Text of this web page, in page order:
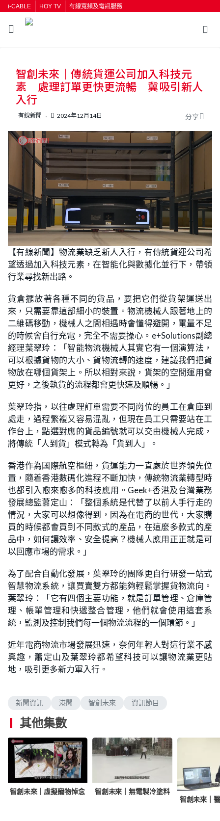
i-CABLE HOY TV 有線寬頻及電訊服務
按輸入鍵開始搜尋
智創未來｜傳統貨運公司加入科技元
素 處理訂單更快更流暢 冀吸引新人
入行
有線新聞 2024年12月14日 分享
n
m
t
e
o
a
d
e
d
1
9
2
%
【有線新聞】物流業缺乏新人入行，有傳統貨運公司希
望透過加入科技元素，在智能化與數據化並行下，帶領
行業尋找新出路。
貨倉擺放著各種不同的貨品，要把它們從貨架運送出
來，只需要靠這部細小的裝置。物流機械人跟著地上的
二維碼移動，機械人之間相遇時會懂得避開，電量不足
的時候會自行充電，完全不需要操心。e+Solutions副總
經理葉翠玲：「智能物流機械人其實它有一個演算法，
可以根據貨物的大小、貨物流轉的速度，建議我們把貨
物放在哪個貨架上。所以相對來說，貨架的空間運用會
更好，之後執貨的流程都會更快速及順暢。」
葉翠玲指，以往處理訂單需要不同崗位的員工在倉庫到
處走，過程繁複又容易混亂，但現在員工只需要站在工
作台上，點選對應的貨品編號就可以交由機械人完成，
將傳統「人到貨」模式轉為「貨到人」。
香港作為國際航空樞紐，貨運能力一直處於世界領先位
置，隨着香港數碼化進程不斷加快，傳統物流業轉型時
也都引入愈來愈多的科技應用。Geek+香港及台灣業務
發展總監蕭定山：「整個系統是代替了以前人手行走的
情況，大家可以想像得到，因為在電商的世代，大家購
買的時候都會買到不同款式的產品，在這麼多款式的產
品中，如何讓效率、安全提高？機械人應用正正就是可
以回應市場的需求。」
為了配合自動化發展，葉翠玲的團隊更自行研發一站式
智慧物流系統，讓買賣雙方都能夠輕鬆掌握貨物流向。
葉翠玲：「它有四個主要功能，就是訂單管理、倉庫管
理、帳單管理和快遞整合管理，他們就會使用這套系
統，監測及控制我們每一個物流流程的一個環節。」
近年電商物流市場發展迅速，奈何年輕人對這行業不感
興趣，蕭定山及葉翠玲都希望科技可以讓物流業更貼
地，吸引更多新力軍入行。
新聞資訊 港聞 智創未來 資訊節目
其他集數
智創未來｜虛擬寵物悼念
智創未來｜無電製冷塗料
智創未來｜